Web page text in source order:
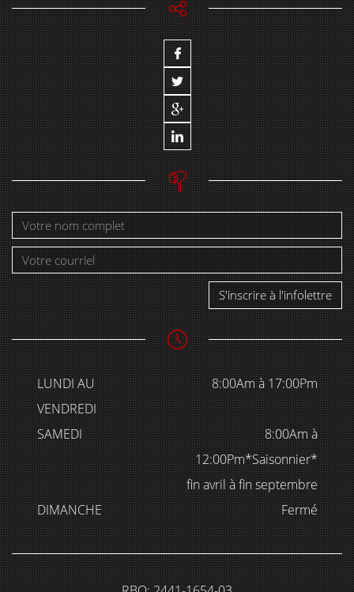
S'inscrire à l'infolettre
LUNDI AU
VENDREDI
8:00Am à 17:00Pm
SAMEDI
8:00Am à
12:00Pm*Saisonnier*
fin avril à fin septembre
DIMANCHE
Fermé